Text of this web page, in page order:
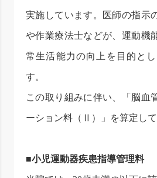
実施しています。医師の指示
や作業療法士などが、運動機
常生活能力の向上を目的と
す。
この取り組みに伴い、「 脳血
ーション料（ Ⅱ） 」を算定し
■小児運動器疾患指導管理料